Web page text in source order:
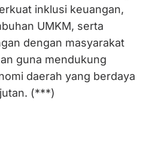
inklusi keuangan,
UMKM, serta
dengan masyarakat
guna mendukung
daerah yang berdaya
(***)